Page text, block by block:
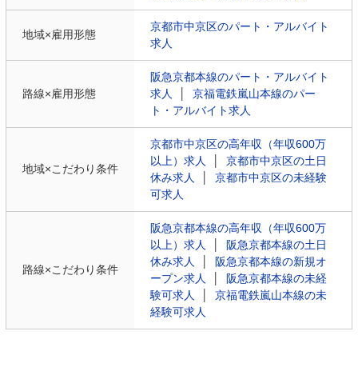
地域×雇用形態
京都市中京区のパート・アルバイト
求人
路線×雇用形態
阪急京都本線のパート・アルバイト
求人
京福電鉄嵐山本線のパー
ト・アルバイト求人
地域×こだわり条件
京都市中京区の高年収（年収600万
以上）求人
京都市中京区の土日
休み求人
京都市中京区の未経験
可求人
路線×こだわり条件
阪急京都本線の高年収（年収600万
以上）求人
阪急京都本線の土日
休み求人
阪急京都本線の新規オ
ープン求人
阪急京都本線の未経
験可求人
京福電鉄嵐山本線の未
経験可求人